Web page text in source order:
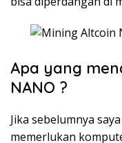
Apa yang
NANO ?
Jika sebelumnya
memerlukan